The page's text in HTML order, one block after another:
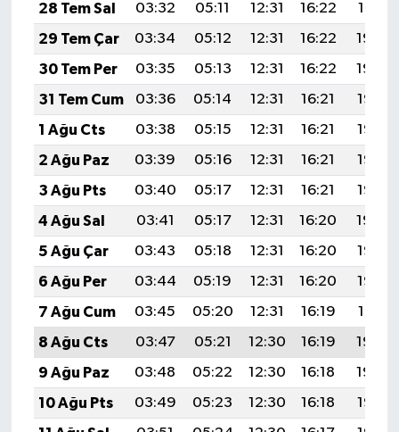
28 Tem Sal
03:32 05:11 12:31 16:22
19:41
29 Tem Çar
03:34 05:12 12:31 16:22
19:40
30 Tem Per
03:35 05:13 12:31 16:22
19:39
31 Tem Cum
03:36 05:14 12:31 16:21
19:38
1 Ağu Cts
03:38 05:15 12:31 16:21
19:37
2 Ağu Paz
03:39 05:16 12:31 16:21
19:36
3 Ağu Pts
03:40 05:17 12:31 16:21
19:35
4 Ağu Sal
03:41 05:17 12:31 16:20
19:34
5 Ağu Çar
03:43 05:18 12:31 16:20
19:33
6 Ağu Per
03:44 05:19 12:31 16:20
19:32
7 Ağu Cum
03:45 05:20 12:31 16:19
19:31
8 Ağu Cts
03:47 05:21 12:30 16:19
19:30
9 Ağu Paz
03:48 05:22 12:30 16:18
19:29
10 Ağu Pts
03:49 05:23 12:30 16:18
19:28